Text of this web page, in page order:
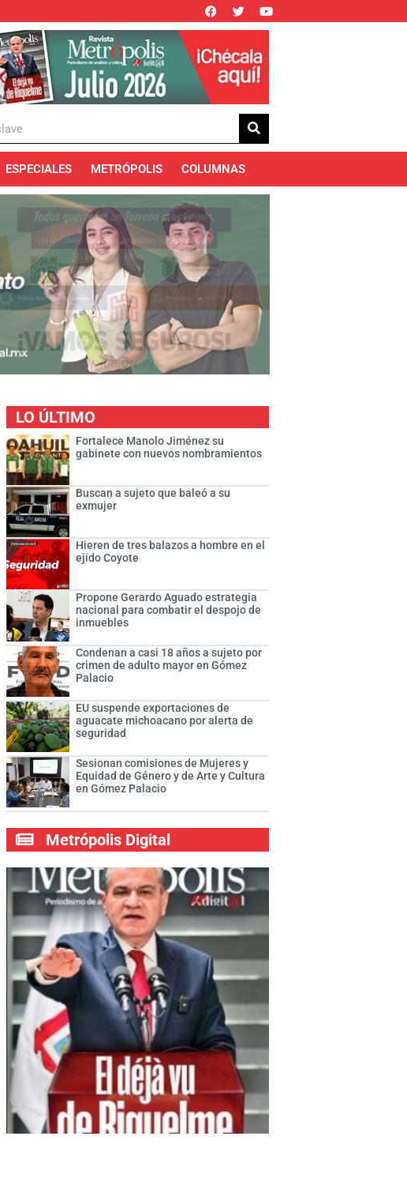
ESPECIALES METRÓPOLIS COLUMNAS
LO ÚLTIMO
Fortalece Manolo Jiménez su
gabinete con nuevos nombramientos
Buscan a sujeto que baleó a su
exmujer
Hieren de tres balazos a hombre en el
ejido Coyote
Propone Gerardo Aguado estrategia
nacional para combatir el despojo de
inmuebles
Condenan a casi 18 años a sujeto por
crimen de adulto mayor en Gómez
Palacio
EU suspende exportaciones de
aguacate michoacano por alerta de
seguridad
Sesionan comisiones de Mujeres y
Equidad de Género y de Arte y Cultura
en Gómez Palacio
Metrópolis Digital